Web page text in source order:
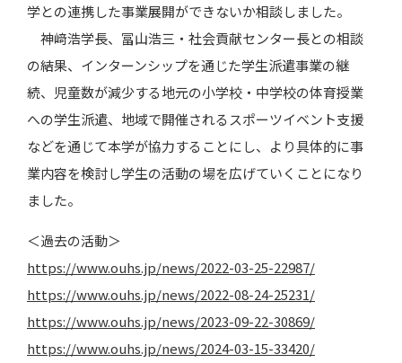
学との連携した事業展開ができないか相談しました。
神﨑浩学長、冨山浩三・社会貢献センター長との相談
の結果、インターンシップを通じた学生派遣事業の継
続、児童数が減少する地元の小学校・中学校の体育授業
への学生派遣、地域で開催されるスポーツイベント支援
などを通じて本学が協力することにし、より具体的に事
業内容を検討し学生の活動の場を広げていくことになり
ました。
＜過去の活動＞
https://www.ouhs.jp/news/2022-03-25-22987/
https://www.ouhs.jp/news/2022-08-24-25231/
https://www.ouhs.jp/news/2023-09-22-30869/
https://www.ouhs.jp/news/2024-03-15-33420/